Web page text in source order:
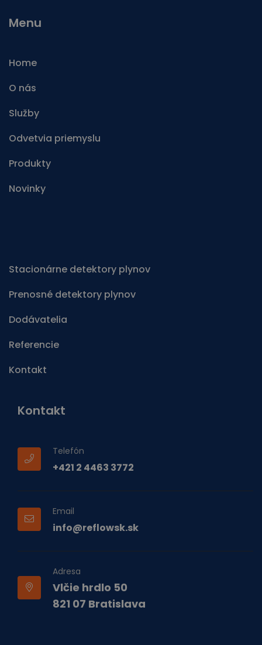
Menu
Home
O nás
Služby
Odvetvia priemyslu
Produkty
Novinky
Stacionárne detektory plynov
Prenosné detektory plynov
Dodávatelia
Referencie
Kontakt
Kontakt
Telefón
+421 2 4463 3772
Email
info@reflowsk.sk
Adresa
Vlčie hrdlo 50
821 07 Bratislava